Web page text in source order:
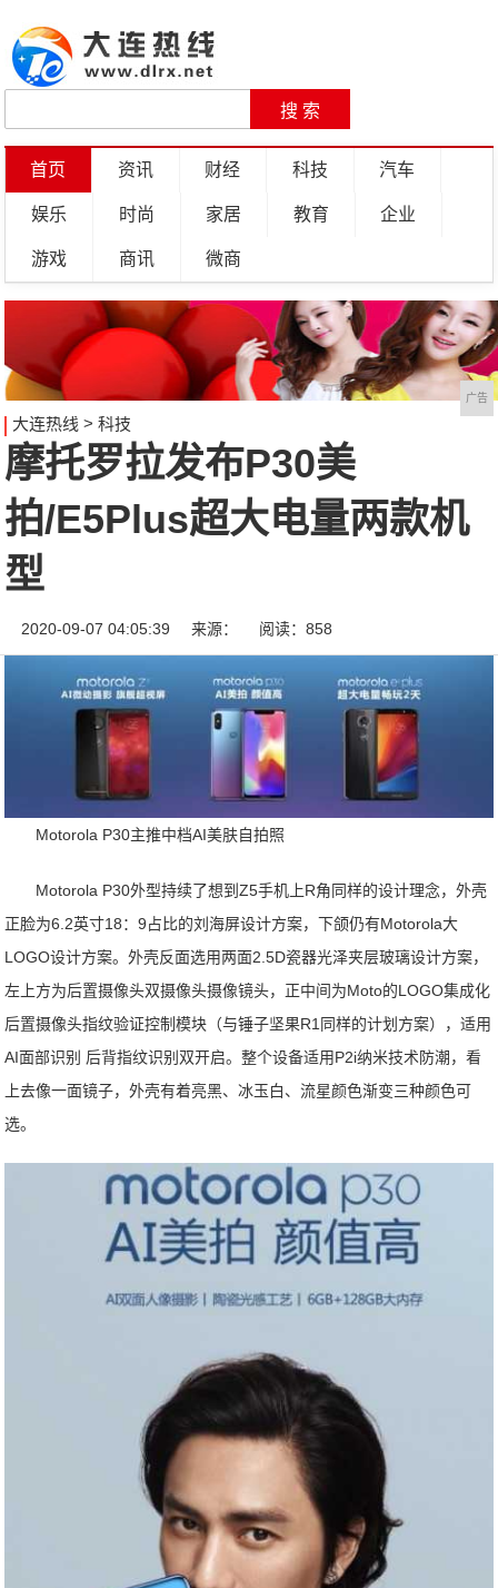
首页 资讯 财经 科技 汽车
娱乐 时尚 家居 教育 企业
游戏 商讯 微商
广告
大连热线 > 科技
摩托罗拉发布P30美
拍/E5Plus超大电量两款机
型
2020-09-07 04:05:39 来源： 阅读：858
Motorola P30主推中档AI美肤自拍照
Motorola P30外型持续了想到Z5手机上R角同样的设计理念，外壳
正脸为6.2英寸18：9占比的刘海屏设计方案，下颌仍有Motorola大
LOGO设计方案。外壳反面选用两面2.5D瓷器光泽夹层玻璃设计方案，
左上方为后置摄像头双摄像头摄像镜头，正中间为Moto的LOGO集成化
后置摄像头指纹验证控制模块（与锤子坚果R1同样的计划方案），适用
AI面部识别 后背指纹识别双开启。整个设备适用P2i纳米技术防潮，看
上去像一面镜子，外壳有着亮黑、冰玉白、流星颜色渐变三种颜色可
选。